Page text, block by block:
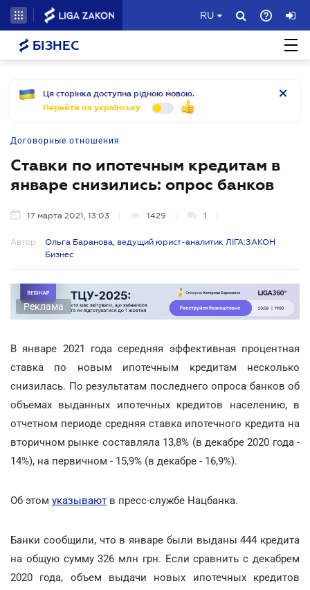
RU
БІЗНЕС
Ця сторінка доступна рідною мовою.
Перейти на українську
Договорные отношения
Ставки по ипотечным кредитам в
январе снизились: опрос банков
17 марта 2021, 13:03 1429 1
Автор:
Ольга Баранова, ведущий юрист-аналитик ЛІГА:ЗАКОН
Бизнес
Реклама
В январе 2021 года середняя эффективная процентная
ставка по новым ипотечным кредитам несколько
снизилась. По результатам последнего опроса банков об
объемах выданных ипотечных кредитов населению, в
отчетном периоде средняя ставка ипотечного кредита на
вторичном рынке составляла 13,8% (в декабре 2020 года -
14%), на первичном - 15,9% (в декабре - 16,9%).
Об этом указывают в пресс-службе Нацбанка.
Банки сообщили, что в январе были выданы 444 кредита
на общую сумму 326 млн грн. Если сравнить с декабрем
2020 года, объем выдачи новых ипотечных кредитов